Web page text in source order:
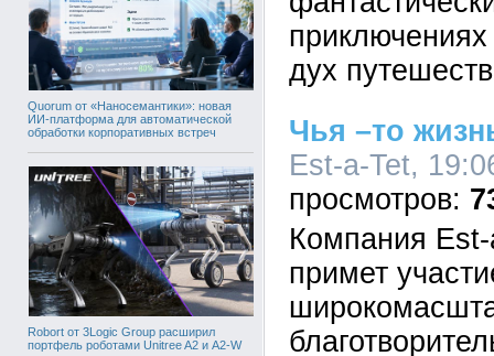
Quorum от «Наносемантики»: новая
ИИ-платформа для автоматической
обработки корпоративных встреч
Robort от 3Logic Group расширил
портфель роботами Unitree A2 и A2-W
дух
Чья –то
Est-a-Tet,
Компания
примет